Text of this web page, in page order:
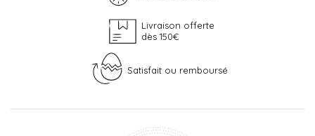
Livraison offerte
dès 150€
Satisfait ou remboursé